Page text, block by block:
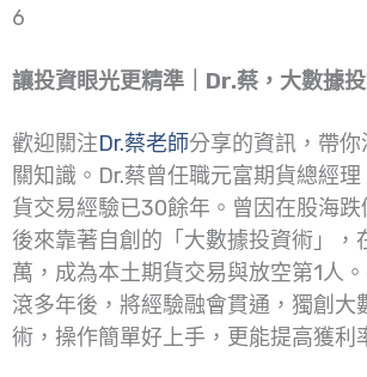
6
讓投資眼光更精準｜Dr.蔡，大數據
歡迎關注Dr.蔡老師分享的資訊，帶
關知識。Dr.蔡曾任職元富期貨總經
貨交易經驗已30餘年。曾因在股海跌
後來靠著自創的「大數據投資術」，
萬，成為本土期貨交易與放空第1人
滾多年後，將經驗融會貫通，獨創大
術，操作簡單好上手，更能提高獲利